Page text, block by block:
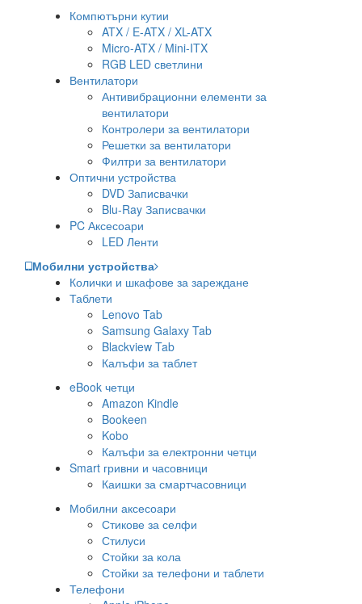
Компютърни кутии
ATX / E-ATX / XL-ATX
Micro-ATX / Mini-ITX
RGB LED светлини
Вентилатори
Антивибрационни елементи за
вентилатори
Контролери за вентилатори
Решетки за вентилатори
Филтри за вентилатори
Оптични устройства
DVD Записвачки
Blu-Ray Записвачки
PC Аксесоари
LED Ленти
Мобилни устройства
Колички и шкафове за зареждане
Таблети
Lenovo Tab
Samsung Galaxy Tab
Blackview Tab
Калъфи за таблет
eBook четци
Amazon Kindle
Bookeen
Kobo
Калъфи за електронни четци
Smart гривни и часовници
Каишки за смартчасовници
Мобилни аксесоари
Стикове за селфи
Стилуси
Стойки за кола
Стойки за телефони и таблети
Телефони